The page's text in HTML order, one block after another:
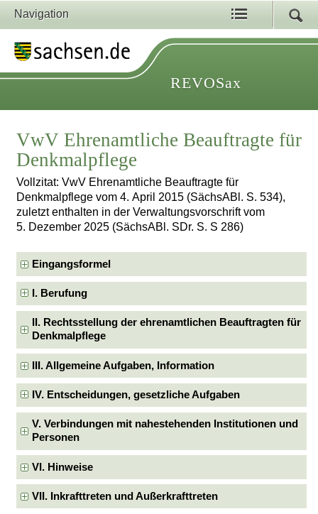
Navigation
REVOSax
VwV Ehrenamtliche Beauftragte für
Denkmalpflege
Vollzitat: VwV Ehrenamtliche Beauftragte für
Denkmalpflege vom 4. April 2015 (SächsABl. S. 534),
zuletzt enthalten in der Verwaltungsvorschrift vom
5. Dezember 2025 (SächsABl. SDr. S. S 286)
Eingangsformel
I. Berufung
II. Rechtsstellung der ehrenamtlichen Beauftragten für
Denkmalpflege
III. Allgemeine Aufgaben, Information
IV. Entscheidungen, gesetzliche Aufgaben
V. Verbindungen mit nahestehenden Institutionen und
Personen
VI. Hinweise
VII. Inkrafttreten und Außerkrafttreten